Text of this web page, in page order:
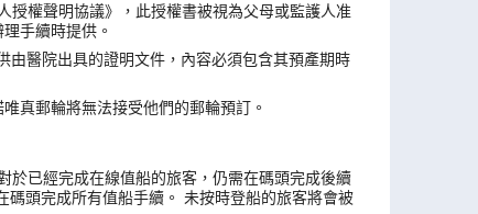
權聲明協議》，此授權書被視為父母或監護人准
手續時提供。
醫院出具的證明文件，內容必須包含其預產期時
真郵輪將無法接受他們的郵輪預訂。
已經完成在線值船的旅客，仍需在碼頭完成後續
頭完成所有值船手續。 未按時登船的旅客將會被